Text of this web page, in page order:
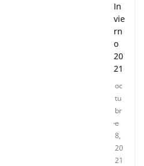
In
vie
rn
o
20
21
oc
tu
br
e
8,
20
21